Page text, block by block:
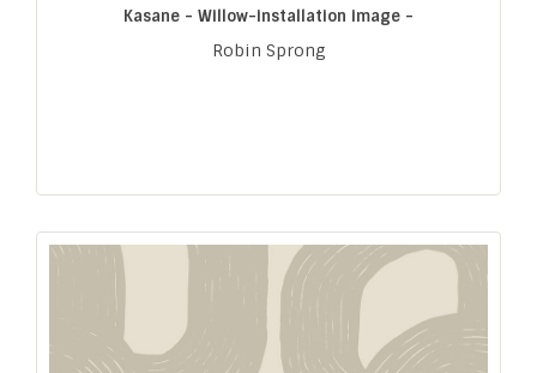
Kasane - Willow-installation image -
Robin Sprong